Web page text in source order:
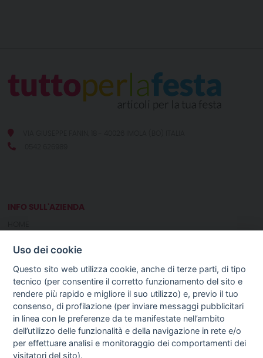
INFO SULL'AZIENDA
NOTIZIE
GUIDA AGLI ACQUISTI
PROCEDURA DI ACQUISTO
DIRITTO DI RECESSO
SPEDIZIONI E COSTI
Uso dei cookie
Questo sito web utilizza cookie, anche di terze parti, di tipo
tecnico (per consentire il corretto funzionamento del sito e
rendere più rapido e migliore il suo utilizzo) e, previo il tuo
consenso, di profilazione (per inviare messaggi pubblicitari
in linea con le preferenze da te manifestate nell’ambito
dell’utilizzo delle funzionalità e della navigazione in rete e/o
per effettuare analisi e monitoraggio dei comportamenti dei
visitatori del sito).